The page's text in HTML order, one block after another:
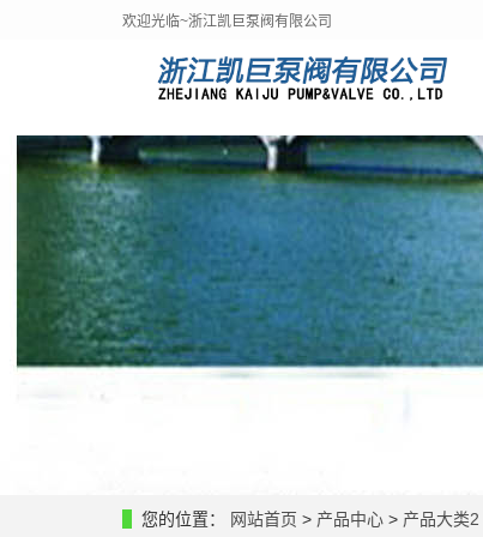
欢迎光临~浙江凯巨泵阀有限公司
您的位置： 网站首页 > 产品中心 > 产品大类2